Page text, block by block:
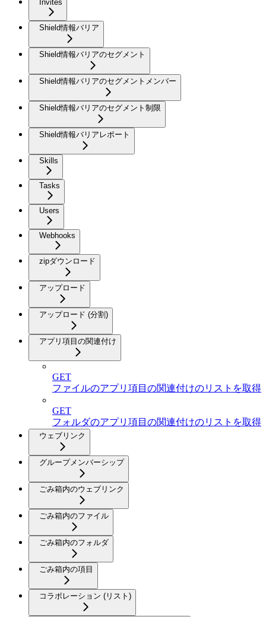
Invites
Shield情報バリア
Shield情報バリアのセグメント
Shield情報バリアのセグメントメンバー
Shield情報バリアのセグメント制限
Shield情報バリアレポート
Skills
Tasks
Users
Webhooks
zipダウンロード
アップロード
アップロード (分割)
アプリ項目の関連付け
GET
ファイルのアプリ項目の関連付けのリストを取得
GET
フォルダのアプリ項目の関連付けのリストを取得
ウェブリンク
グループメンバーシップ
ごみ箱内のウェブリンク
ごみ箱内のファイル
ごみ箱内のフォルダ
ごみ箱内の項目
コラボレーション (リスト)